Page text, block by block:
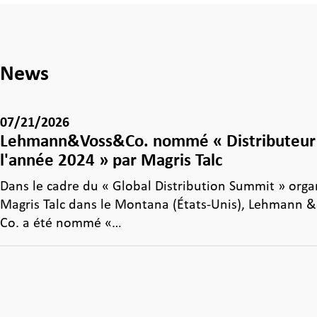
News
07/21/2026
Lehmann&Voss&Co. nommé «
l'année 2024 » par Magris Talc
Dans le cadre du « Global Distribution Summit »
Magris Talc dans le Montana (États-Unis), Lehmann
Co. a été nommé «…